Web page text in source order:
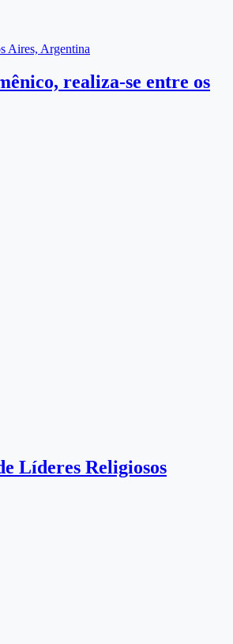
Aires, Argentina
realiza-se entre os
Líderes Religiosos